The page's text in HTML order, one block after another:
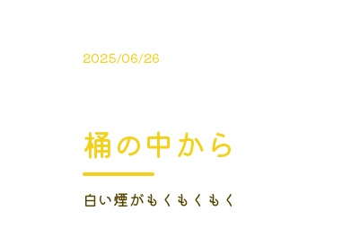
2025/06/26
桶の中から
白い煙がもくもくもく